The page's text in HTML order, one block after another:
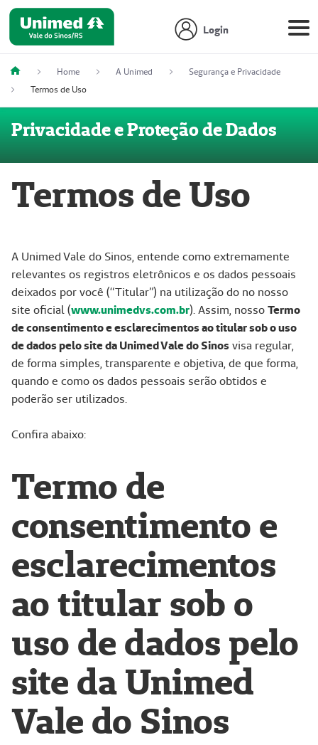
Login
Home A Unimed
Segurança e Privacidade
Termos de Uso
Privacidade e Proteção de Dados
Termos de Uso
A Unimed Vale do Sinos, entende como extremamente
relevantes os registros eletrônicos e os dados pessoais
deixados por você (“Titular”) na utilização do no nosso
site oficial (www.unimedvs.com.br). Assim, nossoTermo
de consentimento e esclarecimentos ao titular sob o uso
de dados pelo siteda Unimed Vale do Sinosvisa regular,
de forma simples, transparente e objetiva, de que forma,
quando e como os dados pessoais serão obtidos e
poderão ser utilizados.
Confira abaixo:
Termo de
consentimento e
esclarecimentos
ao titular sob o
uso de dados pelo
site da Unimed
Vale do Sinos